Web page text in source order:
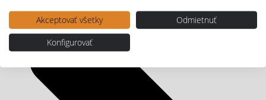
Akceptovať všetky
Odmietnuť
Konfigurovať